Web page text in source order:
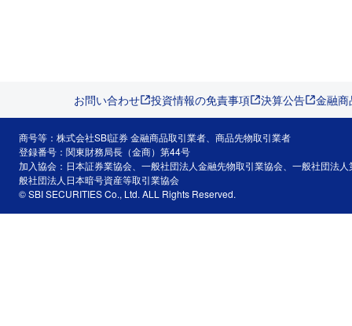
お問い合わせ 投資情報の免責事項 決算公告 金融
商号等：株式会社SBI証券 金融商品取引業者、商品先物取引業者
登録番号：関東財務局長（金商）第44号
加入協会：日本証券業協会、一般社団法人金融先物取引業協会、一般社団法
般社団法人日本暗号資産等取引業協会
© SBI SECURITIES Co., Ltd. ALL Rights Reserved.